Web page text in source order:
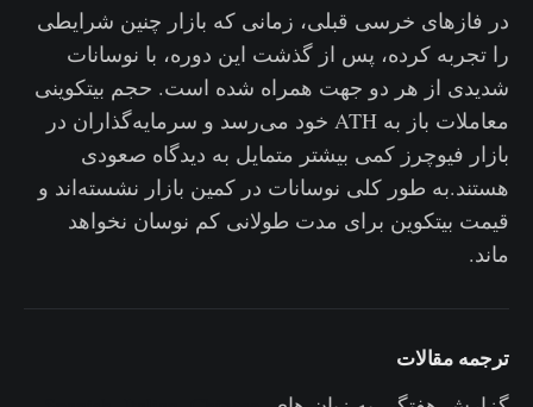
در فازهای خرسی قبلی، زمانی که بازار چنین شرایطی
را تجربه کرده، پس از گذشت این دوره، با نوسانات
شدیدی از هر دو جهت همراه شده است. حجم بیتکوینی
معاملات باز به ATH خود می‌رسد و سرمایه‌گذاران در
بازار فیوچرز کمی بیشتر متمایل به دیدگاه صعودی
هستند.به طور کلی نوسانات در کمین بازار نشسته‌اند و
قیمت بیتکوین برای مدت طولانی کم نوسان نخواهد
ماند.
ترجمه مقالات